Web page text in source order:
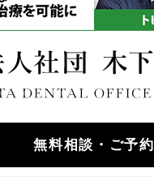
無料相談・ご予約